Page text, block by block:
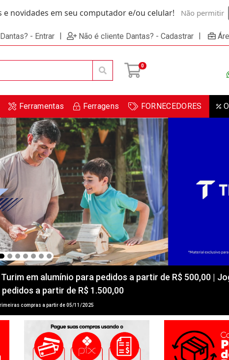
e novidades em seu computador e/ou celular! Não permitir
- Entrar | Não é cliente Dantas? - Cadastrar |
0
Ferramentas Ferragens FORNECEDORES
em alumínio para pedidos a partir de R$ 500,00 |
a partir de R$ 1.500,00
compras a partir de 05/11/2025